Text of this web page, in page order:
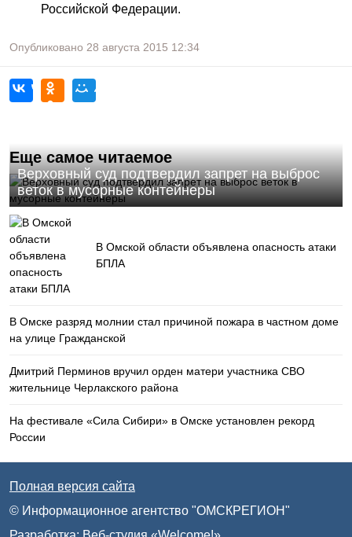
Российской Федерации.
Опубликовано 28 августа 2015 12:34
Еще самое читаемое
Верховный суд подтвердил запрет на выброс
веток в мусорные контейнеры
В Омской области объявлена опасность атаки
БПЛА
В Омске разряд молнии стал причиной пожара в частном доме
на улице Гражданской
Дмитрий Перминов вручил орден матери участника СВО
жительнице Черлакского района
На фестивале «Сила Сибири» в Омске установлен рекорд
России
Полная версия сайта
© Информационное агентство "ОМСКРЕГИОН"